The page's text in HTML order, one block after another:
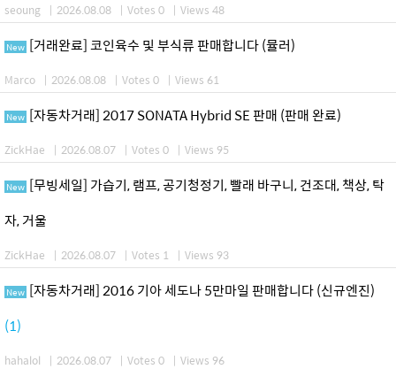
seoung | 2026.08.08 | Votes 0 | Views 48
New [거래완료] 코인육수 및 부식류 판매합니다 (뮬러)
Marco | 2026.08.08 | Votes 0 | Views 61
New [자동차거래] 2017 SONATA Hybrid SE 판매 (판매 완료)
ZickHae | 2026.08.07 | Votes 0 | Views 95
New [무빙세일] 가습기, 램프, 공기청정기, 빨래 바구니, 건조대, 책상, 탁
자, 거울
ZickHae | 2026.08.07 | Votes 1 | Views 93
New [자동차거래] 2016 기아 세도나 5만마일 판매합니다 (신규엔진)
(1)
hahalol | 2026.08.07 | Votes 0 | Views 96